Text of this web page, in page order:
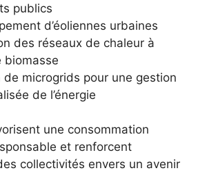
publics
d’éoliennes urbaines
des réseaux de chaleur à
biomasse
de microgrids pour une gestion
de l’énergie
une consommation
et renforcent
collectivités envers un avenir